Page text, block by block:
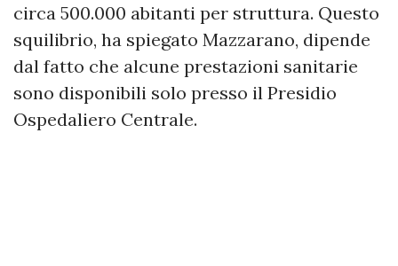
circa 500.000 abitanti per struttura. Questo
squilibrio, ha spiegato Mazzarano, dipende
dal fatto che alcune prestazioni sanitarie
sono disponibili solo presso il Presidio
Ospedaliero Centrale.